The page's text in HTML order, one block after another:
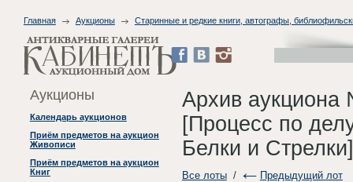
Главная Аукционы Старинные и редкие книги, автографы,
Аукционы
Календарь аукционов
Приём предметов на аукцион
Живописи
Приём предметов на аукцион
Книг
Архив
[Процесс по
Белки и
Все лоты/ Предыдущий лот